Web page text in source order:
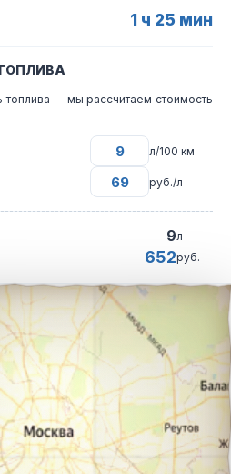
1 ч 25 мин
топлива — мы рассчитаем стоимость
л/100 км
руб./л
9л
652руб.
маршрута из города